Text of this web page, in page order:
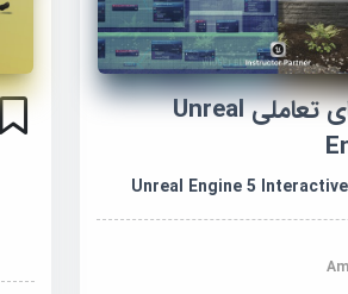
طرح های تعاملی Unreal
Unreal Engine 5